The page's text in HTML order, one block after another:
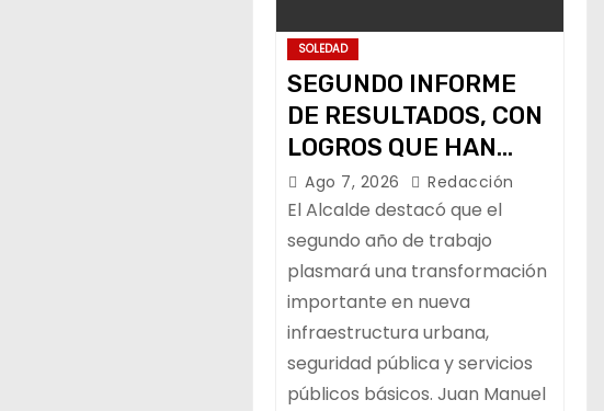
SOLEDAD
SEGUNDO INFORME
DE RESULTADOS, CON
LOGROS QUE HAN
TRANSFORMADO LA
VIDA DE LOS
SOLEDENSES: JUAN
MANUEL NAVARRO
Ago 7, 2026 Redacción
El Alcalde destacó que el
segundo año de trabajo
plasmará una transformación
importante en nueva
infraestructura urbana,
seguridad pública y servicios
públicos básicos. Juan Manuel